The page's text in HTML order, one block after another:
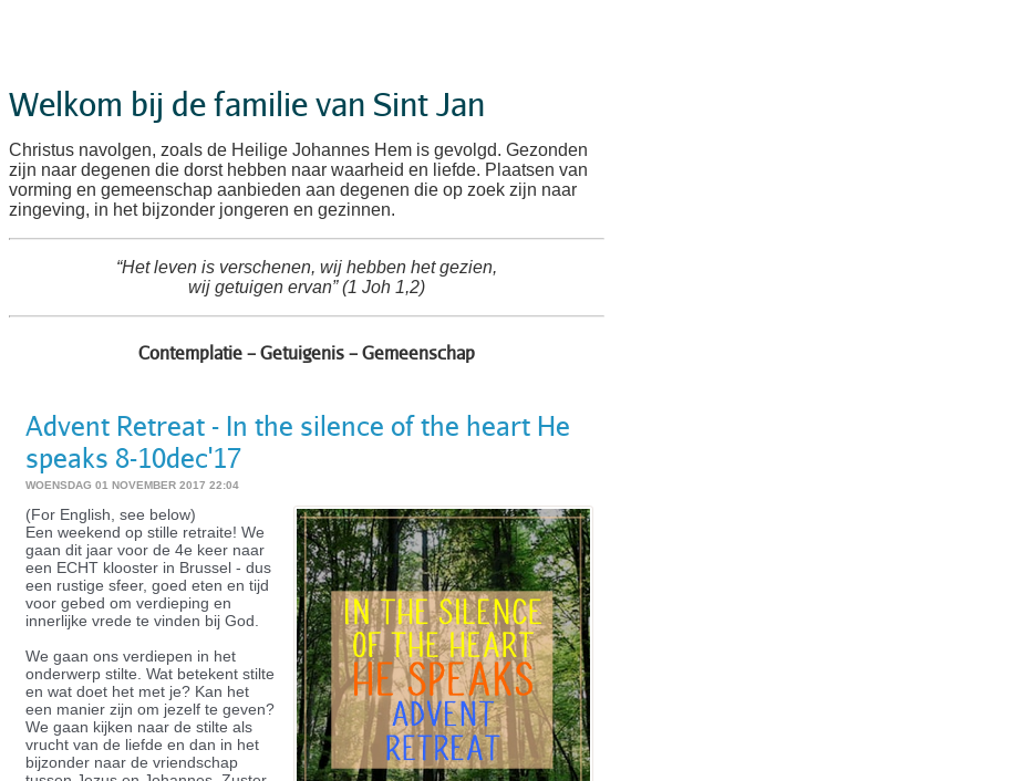
Welkom bij de familie van Sint Jan
Christus navolgen, zoals de Heilige Johannes Hem is gevolgd. Gezonden
zijn naar degenen die dorst hebben naar waarheid en liefde. Plaatsen van
vorming en gemeenschap aanbieden aan degenen die op zoek zijn naar
zingeving, in het bijzonder jongeren en gezinnen.
“Het leven is verschenen, wij hebben het gezien,
wij getuigen ervan” (1 Joh 1,2)
Contemplatie – Getuigenis – Gemeenschap
Advent Retreat - In the silence of the heart He
speaks 8-10dec'17
WOENSDAG 01 NOVEMBER 2017 22:04
(For English, see below)
Een weekend op stille retraite! We
gaan dit jaar voor de 4e keer naar
een ECHT klooster in Brussel - dus
een rustige sfeer, goed eten en tijd
voor gebed om verdieping en
innerlijke vrede te vinden bij God.
We gaan ons verdiepen in het
onderwerp stilte. Wat betekent stilte
en wat doet het met je? Kan het
een manier zijn om jezelf te geven?
We gaan kijken naar de stilte als
vrucht van de liefde en dan in het
bijzonder naar de vriendschap